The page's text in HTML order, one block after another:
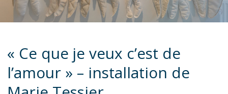
« Ce que je veux c’est de
l’amour » – installation de